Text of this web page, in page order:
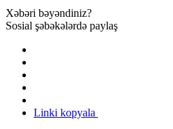
Xəbəri bəyəndiniz?
Sosial şəbəkələrdə paylaş
Linki kopyala